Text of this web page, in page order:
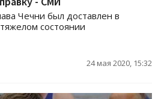
Чечни был доставлен в
состоянии
24 мая 2020, 15:32